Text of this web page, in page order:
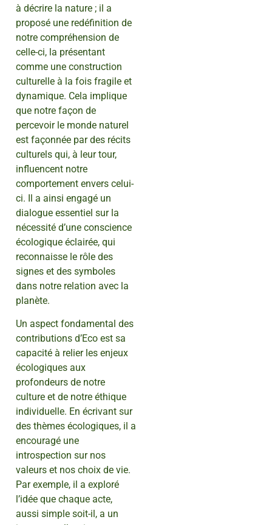
à décrire la nature ; il a
proposé une redéfinition de
notre compréhension de
celle-ci, la présentant
comme une construction
culturelle à la fois fragile et
dynamique. Cela implique
que notre façon de
percevoir le monde naturel
est façonnée par des récits
culturels qui, à leur tour,
influencent notre
comportement envers celui-
ci. Il a ainsi engagé un
dialogue essentiel sur la
nécessité d’une conscience
écologique éclairée, qui
reconnaisse le rôle des
signes et des symboles
dans notre relation avec la
planète.
Un aspect fondamental des
contributions d’Eco est sa
capacité à relier les enjeux
écologiques aux
profondeurs de notre
culture et de notre éthique
individuelle. En écrivant sur
des thèmes écologiques, il a
encouragé une
introspection sur nos
valeurs et nos choix de vie.
Par exemple, il a exploré
l’idée que chaque acte,
aussi simple soit-il, a un